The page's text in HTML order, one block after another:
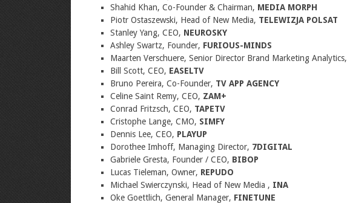
Shahid Khan, Co-Founder & Chairman, MEDIA MORPH
Piotr Ostaszewski, Head of New Media, TELEWIZJA POLSAT
Stanley Yang, CEO, NEUROSKY
Ashley Swartz, Founder, FURIOUS-MINDS
Maarten Verschuere, Senior Director Brand Marketing Analytics,
Bill Scott, CEO, EASELTV
Bruno Pereira, Co-Founder, TV APP AGENCY
Celine Saint Remy, CEO, ZAM+
Conrad Fritzsch, CEO, TAPETV
Cristophe Lange, CMO, SIMFY
Dennis Lee, CEO, PLAYUP
Dorothee Imhoff, Managing Director, 7DIGITAL
Gabriele Gresta, Founder / CEO, BIBOP
Lucas Tieleman, Owner, REPUDO
Michael Swierczynski, Head of New Media , INA
Oke Goettlich, General Manager, FINETUNE